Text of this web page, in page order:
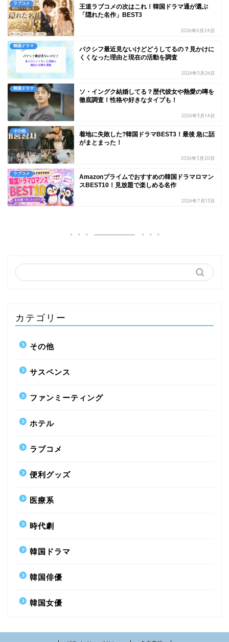
ラブコメ
王道ラブコメの次はこれ！韓国ドラマ通が選ぶ
「隠れた名作」BEST3
2026年6月24日
韓国ドラマ
パクシフ最近見ないけどどうしてるの？見かけに
くくなった理由と現在の活動を調査
2026年3月26日
韓国ドラマ
ソ・イングク結婚してる？歴代彼女や熱愛の噂を
徹底調査！性格や好きなタイプも！
2026年3月14日
その他
着地に失敗した?韓国ドラマBEST3！最後 急に話
がまとまった！
2026年3月20日
ラブコメ
Amazonプライムでおすすめの韓国ドラマロマン
スBEST10！見放題で楽しめる名作
2026年7月13日
カテゴリー
その他
サスペンス
ファンミーティング
ホテル
ラブコメ
便利グッズ
医療系
時代劇
韓国ドラマ
韓国俳優
韓国女優